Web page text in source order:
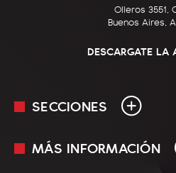
Olleros 3551,
Buenos Aires,
DESCARGATE LA
SECCIONES
En Vivo
MÁS INFORMACIÓN